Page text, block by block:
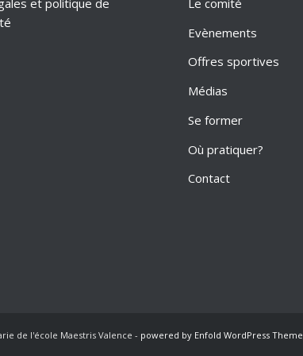
Evènements
Offres sportives
Médias
Se former
Où pratiquer?
Contact
de l'école Maestris Valence - powered by Enfold WordPress Theme